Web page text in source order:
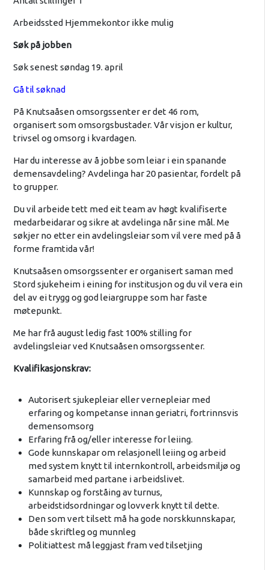
Arbeidssted Hjemmekontor ikke mulig
Søk på jobben
Søk senest søndag 19. april
Gå til søknad
På Knutsaåsen omsorgssenter er det 46 rom,
organisert som omsorgsbustader. Vår visjon er kultur,
trivsel og omsorg i kvardagen.
Har du interesse av å jobbe som leiar i ein spanande
demensavdeling? Avdelinga har 20 pasientar, fordelt på
to grupper.
Du vil arbeide tett med eit team av høgt kvalifiserte
medarbeidarar og sikre at avdelinga når sine mål. Me
søkjer no etter ein avdelingsleiar som vil vere med på å
forme framtida vår!
Knutsaåsen omsorgssenter er organisert saman med
Stord sjukeheim i eining for institusjon og du vil vera ein
del av ei trygg og god leiargruppe som har faste
møtepunkt.
Me har frå august ledig fast 100% stilling for
avdelingsleiar ved Knutsaåsen omsorgssenter.
Kvalifikasjonskrav:
Autorisert sjukepleiar eller vernepleiar med
erfaring og kompetanse innan geriatri, fortrinnsvis
demensomsorg
Erfaring frå og/eller interesse for leiing.
Gode kunnskapar om relasjonell leiing og arbeid
med system knytt til internkontroll, arbeidsmiljø og
samarbeid med partane i arbeidslivet.
Kunnskap og forståing av turnus,
arbeidstidsordningar og lovverk knytt til dette.
Den som vert tilsett må ha gode norskkunnskapar,
både skriftleg og munnleg
Politiattest må leggjast fram ved tilsetjing